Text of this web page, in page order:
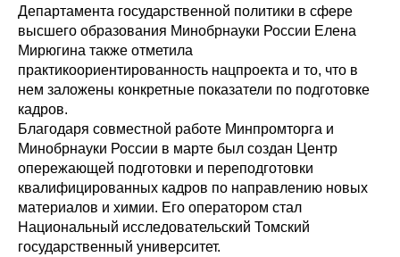
Департамента государственной политики в сфере
высшего образования Минобрнауки России Елена
Мирюгина также отметила
практикоориентированность нацпроекта и то, что в
нем заложены конкретные показатели по подготовке
кадров.
Благодаря совместной работе Минпромторга и
Минобрнауки России в марте был создан Центр
опережающей подготовки и переподготовки
квалифицированных кадров по направлению новых
материалов и химии. Его оператором стал
Национальный исследовательский Томский
государственный университет.